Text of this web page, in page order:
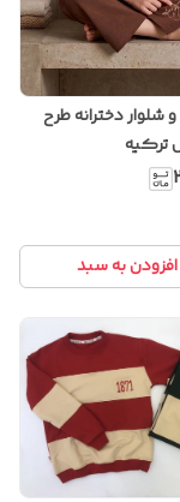
دخترانه طرح
ترکیه
افزودن به سبد